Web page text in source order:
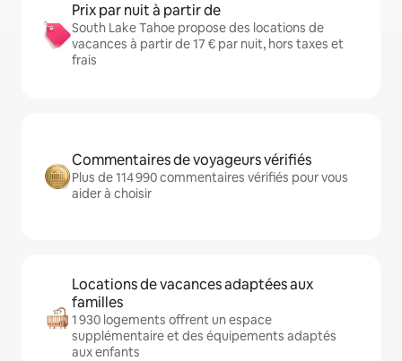
Prix par nuit à partir de
South Lake Tahoe propose des locations de
vacances à partir de 17 € par nuit, hors taxes et
frais
Commentaires de voyageurs vérifiés
Plus de 114 990 commentaires vérifiés pour vous
aider à choisir
Locations de vacances adaptées aux
familles
1 930 logements offrent un espace
supplémentaire et des équipements adaptés
aux enfants